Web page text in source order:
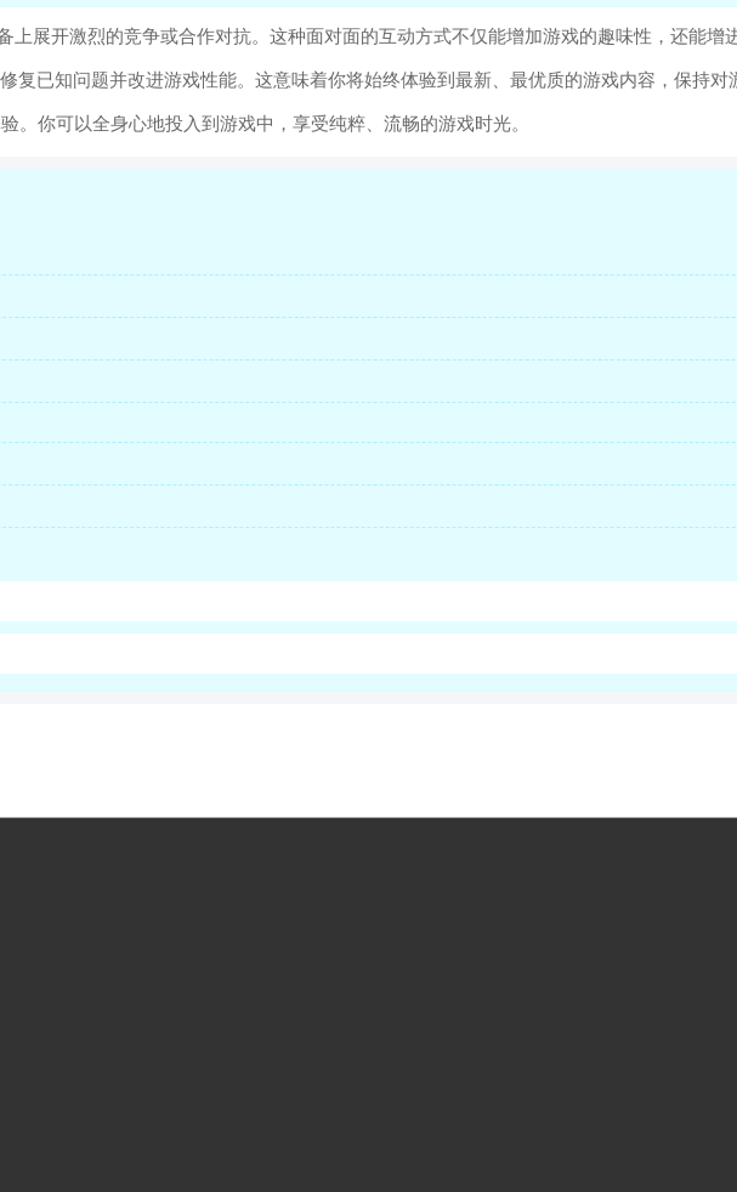
展开激烈的竞争或合作对抗。这种面对面的互动方式不仅能增加游戏的趣味性，还能增
已知问题并改进游戏性能。这意味着你将始终体验到最新、最优质的游戏内容，保持对
你可以全身心地投入到游戏中，享受纯粹、流畅的游戏时光。